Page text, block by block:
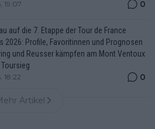
19:07 0
auf die 7. Etappe der Tour de France
2026: Profile, Favoritinnen und Prognosen
und Reusser kämpfen am Mont Ventoux
18:22 0
Artikel